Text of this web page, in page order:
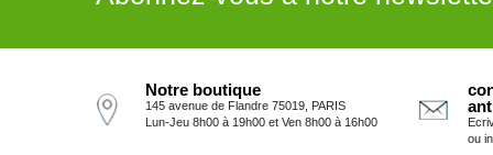
Notre boutique
145 avenue de Flandre 75019, PARIS
Lun-Jeu 8h00 à 19h00 et Ven 8h00 à 16h00
ou